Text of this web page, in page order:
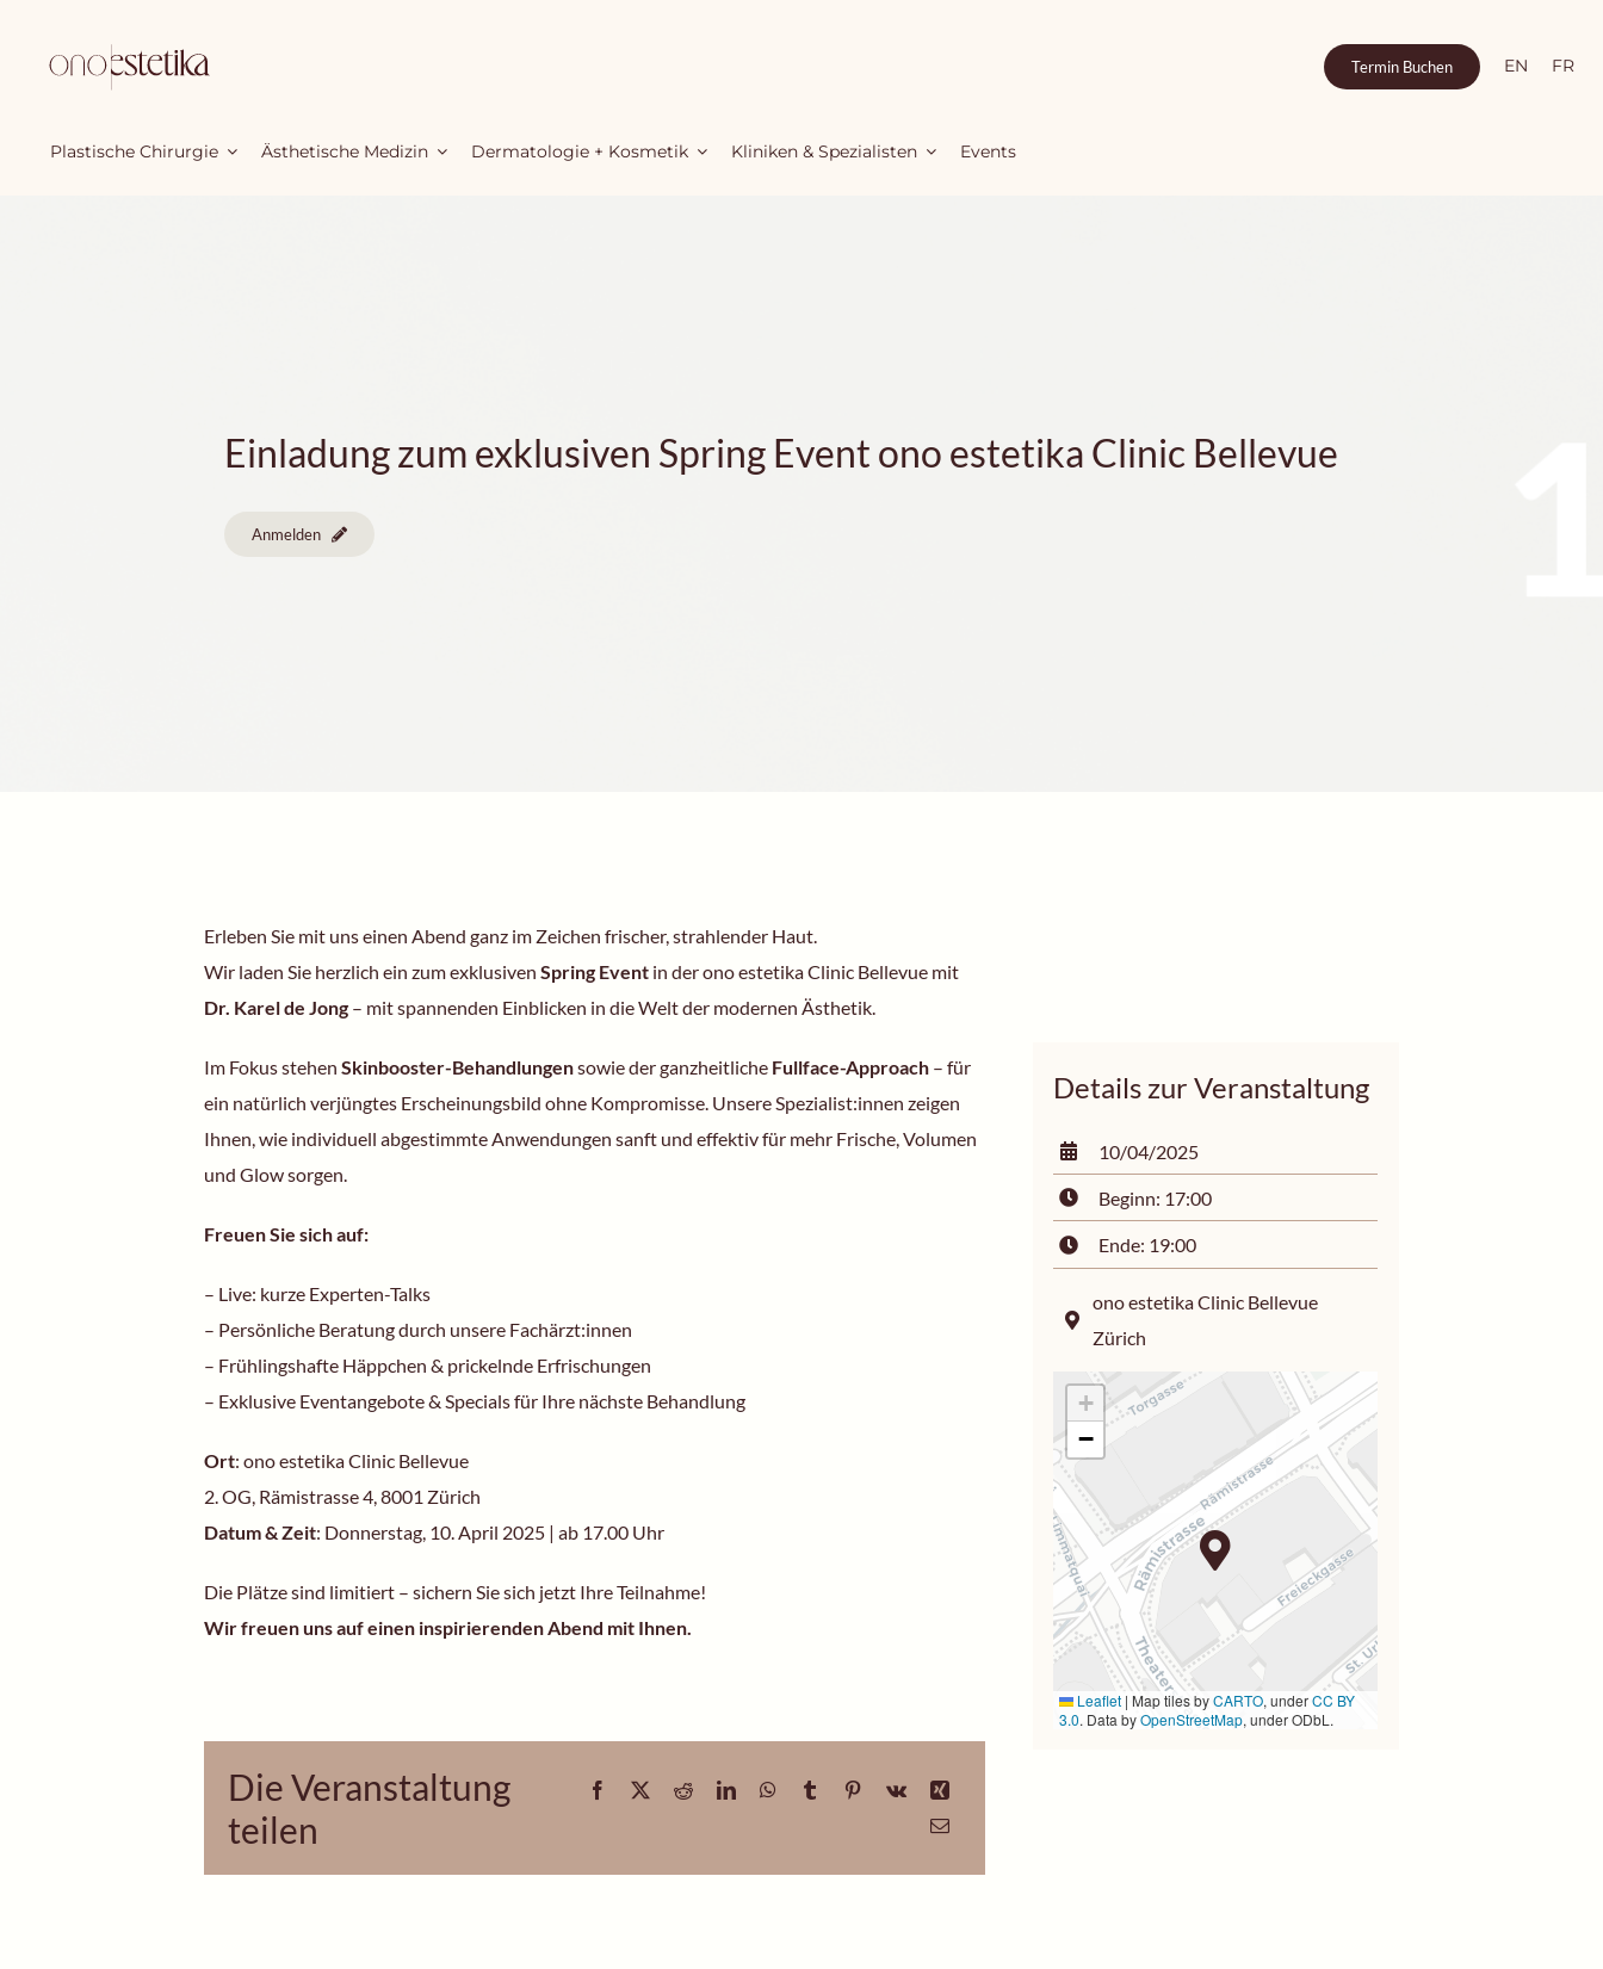
Plastische Chirurgie Ästhetische Medizin Dermatologie + Kosmetik Kliniken & Spezialisten Events
Termin Buchen EN FR
Einladung zum exklusiven Spring Event ono estetika Clinic Bellevue
Anmelden
Erleben Sie mit uns einen Abend ganz im Zeichen frischer, strahlender Haut.
Wir laden Sie herzlich ein zum exklusivenSpring Event in der ono estetika Clinic Bellevue mit
Dr. Karel de Jong – mit spannenden Einblicken in die Welt der modernen Ästhetik.
Im Fokus stehenSkinbooster-Behandlungensowie der ganzheitliche Fullface-Approach – für
ein natürlich verjüngtes Erscheinungsbild ohne Kompromisse. Unsere Spezialist:innen zeigen
Ihnen, wie individuell abgestimmte Anwendungen sanft und effektiv für mehr Frische, Volumen
und Glow sorgen.
Freuen Sie sich auf:
– Live: kurze Experten-Talks
– Persönliche Beratung durch unsere Fachärzt:innen
– Frühlingshafte Häppchen & prickelnde Erfrischungen
– Exklusive Eventangebote & Specials für Ihre nächste Behandlung
Ort: ono estetika Clinic Bellevue
2. OG, Rämistrasse 4, 8001 Zürich
Datum & Zeit: Donnerstag, 10. April 2025 | ab 17.00 Uhr
Die Plätze sind limitiert – sichern Sie sich jetzt Ihre Teilnahme!
Wir freuen uns auf einen inspirierenden Abend mit Ihnen.
Die Veranstaltung
teilen
Details zur Veranstaltung
10/04/2025
Beginn: 17:00
Ende: 19:00
ono estetika Clinic Bellevue
Zürich
+
−
Leaflet | Map tiles byCARTO, underCC BY
3.0. Data byOpenStreetMap, under ODbL.